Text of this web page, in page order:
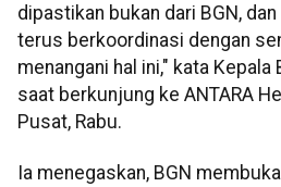
dipastikan bukan dari BGN,
terus berkoordinasi dengan
menangani hal ini," kata Kepala
saat berkunjung ke ANTARA
Pusat, Rabu.
Ia menegaskan, BGN